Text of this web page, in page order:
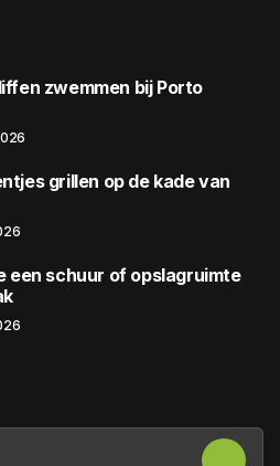
zwemmen bij Porto
grillen op de kade van
een schuur of opslagruimte